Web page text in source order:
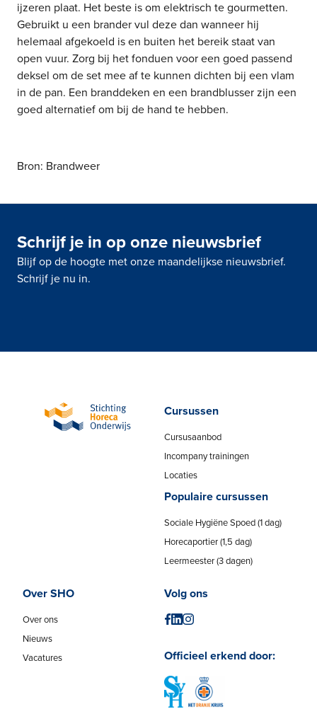
ijzeren plaat. Het beste is om elektrisch te gourmetten.
Gebruikt u een brander vul deze dan wanneer hij
helemaal afgekoeld is en buiten het bereik staat van
open vuur. Zorg bij het fonduen voor een goed passend
deksel om de set mee af te kunnen dichten bij een vlam
in de pan. Een branddeken en een brandblusser zijn een
goed alternatief om bij de hand te hebben.
Bron: Brandweer
Schrijf je in op onze nieuwsbrief
Blijf op de hoogte met onze maandelijkse nieuwsbrief.
Schrijf je nu in.
Cursussen
Cursusaanbod
Incompany trainingen
Locaties
Populaire cursussen
Sociale Hygiëne Spoed (1 dag)
Horecaportier (1,5 dag)
Leermeester (3 dagen)
Over SHO
Over ons
Nieuws
Vacatures
Volg ons
Officieel erkend door: